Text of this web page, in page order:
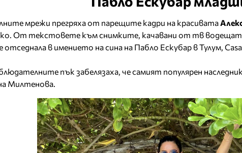
мрежи прегряха от парещите кадри на красивата
От текстовете към снимките, качавани от тв
отседнала в имението на сина на Пабло Ескубар в Тулум,
пък забелязаха, че самият популярен
Милтенова.